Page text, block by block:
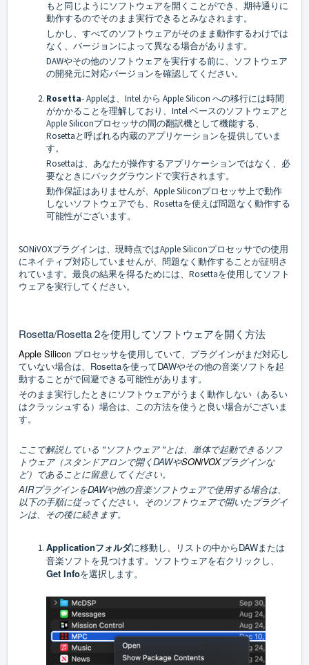
もと同じようにソフトウェアを開くことができ、期待通りに
動作するのでそのまま実行できるとみなされます。
しかし、すべてのソフトウェアがそのまま動作するわけでは
なく、バージョンによって異なる場合があります。
DAWやその他のソフトウェアを実行する前に、ソフトウェア
の開発元に対応バージョンを確認してください。
Rosetta- Appleは、Intel から Apple Silicon への移行には時間
がかかることを理解しており、Intel ベースのソフトウェアと
Apple Siliconプロセッサの間の翻訳機として機能する、
Rosettaと呼ばれる内蔵のアプリケーションを提供していま
す。
Rosettaは、あなたが操作するアプリケーションではなく、必
要なときにバックグラウンドで実行されます。
動作保証はありませんが、Apple Siliconプロセッサ上で動作
しないソフトウェアでも、Rosettaを使えば問題なく動作する
可能性がございます。
SONiVOXプラグインは、現時点ではApple Siliconプロセッサでの使用
にネイティブ対応していませんが、問題なく動作することが証明さ
れています。最良の結果を得るためには、Rosettaを使用してソフト
ウェアを実行してください。
Rosetta/Rosetta 2を使用してソフトウェアを開く方法
Apple Silicon プロセッサを使用していて、プラグインがまだ対応し
ていない場合は、Rosettaを使ってDAWやその他の音楽ソフトを起
動することがで回避できる可能性があります。
そのまま実行したときにソフトウェアがうまく動作しない（あるい
はクラッシュする）場合は、この方法を使うと良い場合がございま
す。
ここで解説している "ソフトウェア "とは、単体で起動できるソフ
トウェア（スタンドアロンで開くDAWやSONiVOXプラグインな
ど）であることに留意してください。
AIRプラグインをDAWや他の音楽ソフトウェアで使用する場合は、
以下の手順に従ってください。そのソフトウェアで開いたプラグイ
ンは、その後に続きます。
Applicationフォルダに移動し、リストの中からDAWまたは
音楽ソフトを見つけます。ソフトウェアを右クリックし、
Get Infoを選択します。